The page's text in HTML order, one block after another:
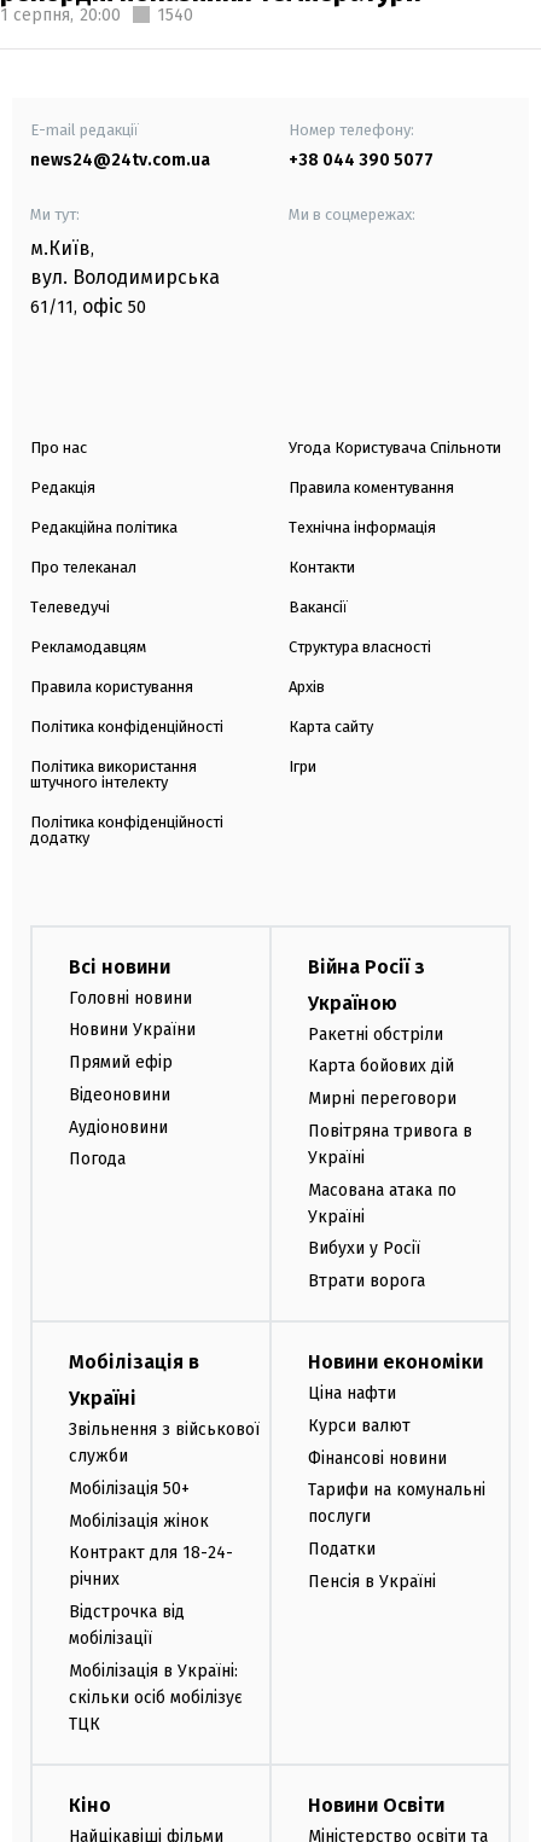
1 серпня, 20:00 1540
E-mail редакції
news24@24tv.com.ua
Номер телефону:
+38 044 390 5077
Ми тут:
м.Київ,
вул. Володимирська
61/11, офіс 50
Ми в соцмережах:
Про нас
Редакція
Редакційна політика
Про телеканал
Телеведучі
Рекламодавцям
Правила користування
Політика конфіденційності
Політика використання
штучного інтелекту
Політика конфіденційності
додатку
Угода Користувача Спільноти
Правила коментування
Технічна інформація
Контакти
Вакансії
Структура власності
Архів
Карта сайту
Ігри
Всі новини
Головні новини
Новини України
Прямий ефір
Відеоновини
Аудіоновини
Погода
Війна Росії з
Україною
Ракетні обстріли
Карта бойових дій
Мирні переговори
Повітряна тривога в
Україні
Масована атака по
Україні
Вибухи у Росії
Втрати ворога
Мобілізація в
Україні
Звільнення з військової
служби
Мобілізація 50+
Мобілізація жінок
Контракт для 18-24-
річних
Відстрочка від
мобілізації
Мобілізація в Україні:
скільки осіб мобілізує
ТЦК
Новини економіки
Ціна нафти
Курси валют
Фінансові новини
Тарифи на комунальні
послуги
Податки
Пенсія в Україні
Кіно
Найцікавіші фільми
Новини Освіти
Міністерство освіти та